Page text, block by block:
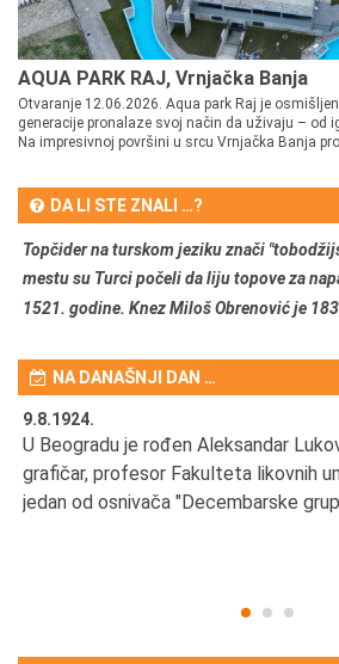
AQUA PARK RAJ, Vrnjačka Banja
Otvaranje 12.06.2026. Aqua park Raj je
generacije pronalaze svoj način da uživaju – od
Na impresivnoj površini u srcu Vrnjačka Banja
DA LI STE ZNALI …?
Topčider na turskom jeziku znači
mestu su Turci počeli da liju topove za
1521. godine. Knez Miloš Obrenović je
NA DANAŠNJI DAN …
9.8.1924.
U Beogradu je rođen Aleksandar
grafičar, profesor Fakulteta likovnih
jedan od osnivača "Decembarske